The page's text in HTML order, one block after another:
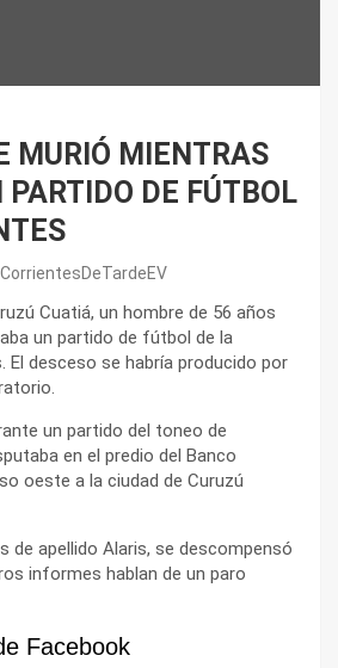
MURIÓ MIENTRAS
DE FÚTBOL
CorrientesDeTardeEV
Cuatiá, un hombre de 56 años
un partido de fútbol de la
El desceso se habría producido por
un partido del toneo de
en el predio del Banco
oeste a la ciudad de Curuzú
de apellido Alaris, se descompensó
informes hablan de un paro
Facebook